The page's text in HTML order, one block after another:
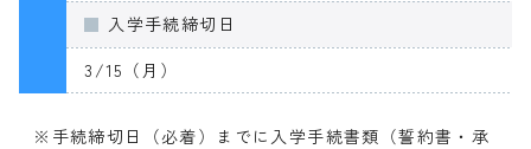
入学手続締切日
3/15（月）
※手続締切日（必着）までに入学手続書類（誓約書・承